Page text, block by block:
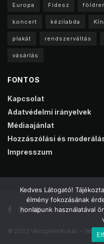
Europa Fidesz
koncert kézilabda
plakát rendszerváltás
vásárlás
FONTOS
Kapcsolat
Adatvédelmi irányelvek
Médiaajánlat
Hozzászólási és
Impresszum
© 2023 VeszprémKukac -
Kedves Látogató!
élmény fokozásának
honlapunk használatával